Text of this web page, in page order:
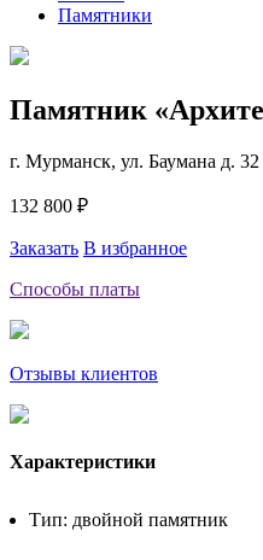
Памятники
Памятник
г. Мурманск, ул. Баумана д. 32
132 800 ₽
Заказать В избранное
Способы платы
Отзывы клиентов
Характеристики
Тип: двойной памятник